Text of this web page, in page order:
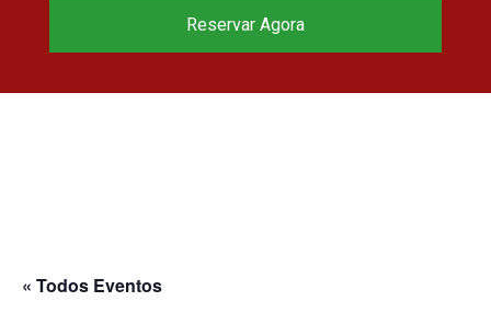
« Todos Eventos
Reservar Agora